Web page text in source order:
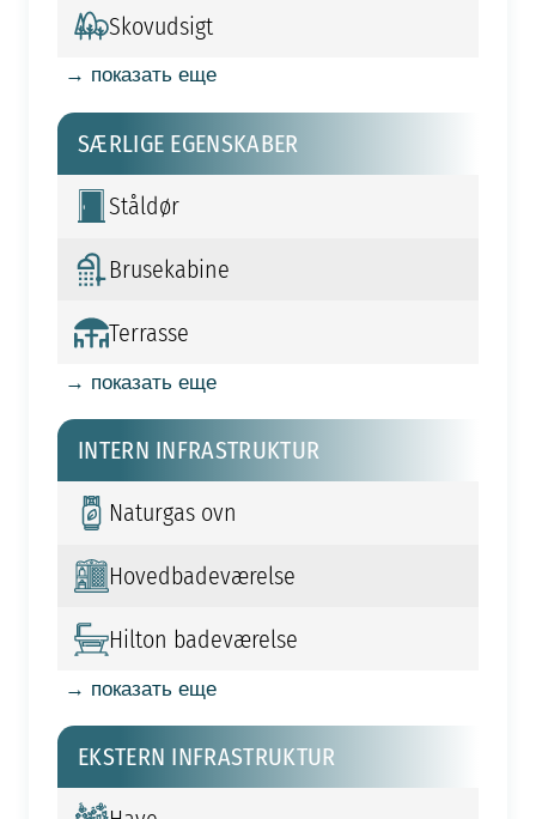
Skovudsigt
→ показать еще
SÆRLIGE EGENSKABER
Ståldør
Brusekabine
Terrasse
→ показать еще
INTERN INFRASTRUKTUR
Naturgas ovn
Hovedbadeværelse
Hilton badeværelse
→ показать еще
EKSTERN INFRASTRUKTUR